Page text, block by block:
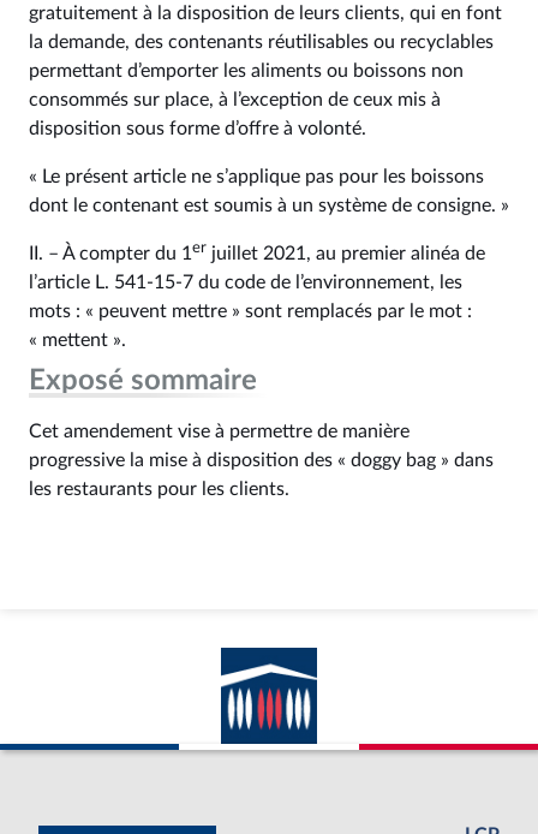
gratuitement à la disposition de leurs clients, qui en font
la demande, des contenants réutilisables ou recyclables
permettant d’emporter les aliments ou boissons non
consommés sur place, à l’exception de ceux mis à
disposition sous forme d’offre à volonté.
« Le présent article ne s’applique pas pour les boissons
dont le contenant est soumis à un système de consigne. »
II. – À compter du 1 er juillet 2021, au premier alinéa de
l’article L. 541‑15‑7 du code de l’environnement, les
mots : « peuvent mettre » sont remplacés par le mot :
« mettent ».
Exposé sommaire
Cet amendement vise à permettre de manière
progressive la mise à disposition des « doggy bag » dans
les restaurants pour les clients.